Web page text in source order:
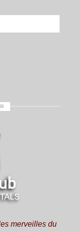
merveilles du